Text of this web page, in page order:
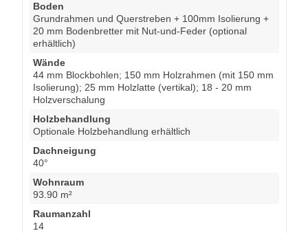
Boden
Grundrahmen und Querstreben + 100mm Isolierung +
20 mm Bodenbretter mit Nut-und-Feder (optional
erhältlich)
Wände
44 mm Blockbohlen; 150 mm Holzrahmen (mit 150 mm
Isolierung); 25 mm Holzlatte (vertikal); 18 - 20 mm
Holzverschalung
Holzbehandlung
Optionale Holzbehandlung erhältlich
Dachneigung
40°
Wohnraum
93.90 m²
Raumanzahl
14